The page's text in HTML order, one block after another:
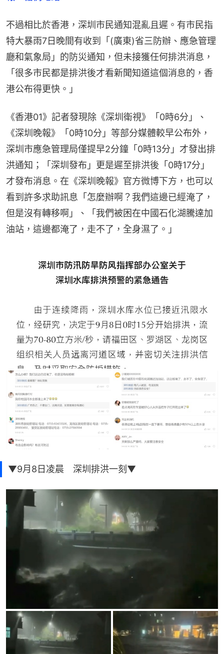
不過相比於香港，深圳市民通知混亂且遲。有市民指
特大暴雨7日晚間有收到「(廣東)省三防辦、應急管理
廳和氣象局」的防災通知，但未接獲任何排洪消息，
「很多市民都是排洪後才看新聞知道這個消息的，香
港公布得更快。」
《香港01》記者發現除《深圳衛視》「0時6分」、
《深圳晚報》「0時10分」等部分媒體較早公布外，
深圳市應急管理局僅提早2分鐘「0時13分」才發出排
洪通知；「深圳發布」更是遲至排洪後「0時17分」
才發布消息。在《深圳晚報》官方微博下方，也可以
看到許多求助訊息「怎麼辦啊？我們這邊已經淹了，
但是沒有轉移啊」、「我們被困在中國石化湖騰達加
油站，這邊都淹了，走不了，全身濕了。」
▼9月8日凌晨 深圳排洪一刻▼